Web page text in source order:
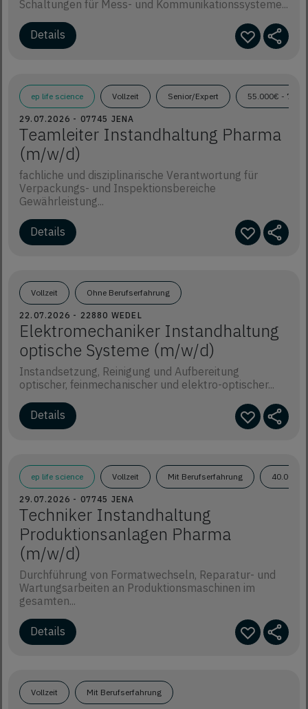
Schaltungen für Mess- und Kommunikationssysteme...
Details
ep life science Vollzeit Senior/Expert 55.000€ -
29.07.2026 - 07745 JENA
Teamleiter Instandhaltung Pharma
(m/w/d)
fachliche und disziplinarische Verantwortung für
Verpackungs- und Inspektionsbereiche
Gewährleistung...
Details
Vollzeit Ohne Berufserfahrung
22.07.2026 - 22880 WEDEL
Elektromechaniker Instandhaltung
optische Systeme (m/w/d)
Instandsetzung, Reinigung und Aufbereitung
optischer, feinmechanischer und elektro-optischer...
Details
ep life science Vollzeit Mit Berufserfahrung 40.000€
29.07.2026 - 07745 JENA
Techniker Instandhaltung
Produktionsanlagen Pharma
(m/w/d)
Durchführung von Formatwechseln, Reparatur- und
Wartungsarbeiten an Produktionsmaschinen im
gesamten...
Details
Vollzeit Mit Berufserfahrung